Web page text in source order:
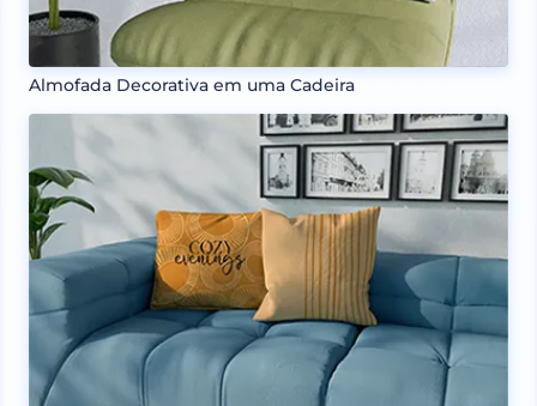
Almofada Decorativa em uma Cadeira